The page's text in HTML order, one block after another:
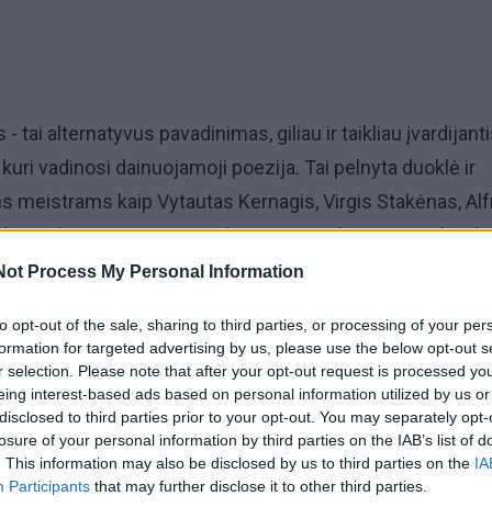
Process My Personal Information
opt-out of the sale, sharing to third parties, or processing of your
for targeted advertising by us, please use the below opt-out
selection. Please note that after your opt-out request is processed
interest-based ads based on personal information utilized by us
to third parties prior to your opt-out. You may separately
of your personal information by third parties on the IAB’s list of
This information may also be disclosed by us to third parties on the
Participants that may further disclose it to other third parties.
- tai alternatyvus pavadinimas, giliau ir taikliau
vadinosi dainuojamoji poezija. Tai pelnyta duoklė ir
meistrams kaip Vytautas Kernagis, Virgis Stakėnas,
Skirmantas Sasnauskas, Mieczyslaw Litwynski ir
dainuojamosios poezijos ribas, atnešusiems
tradiciją, kur tarp muzikos ir teksto vyksta lygiavertis
didžioji dalis dainų - laiko patikrintos ir išsaugotos
Pauliaus Širvio, Petro Panavo, Jono Jakšto eiles ir
- sako L. Švirinas.